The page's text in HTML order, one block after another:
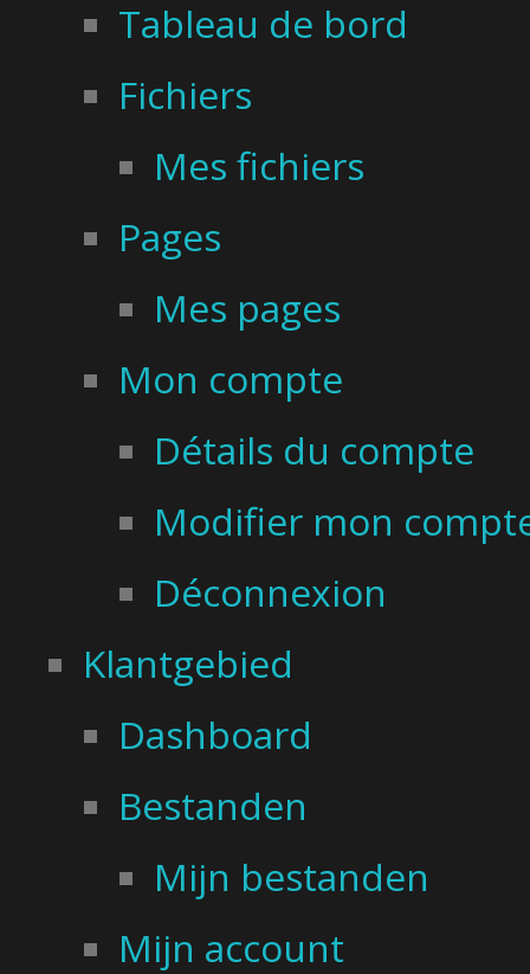
Tableau de bord
Fichiers
Mes fichiers
Pages
Mes pages
Mon compte
Détails du compte
Modifier mon
Déconnexion
Klantgebied
Dashboard
Bestanden
Mijn bestanden
Mijn account